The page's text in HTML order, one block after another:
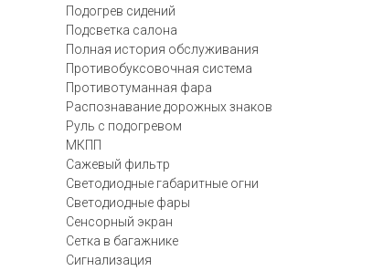
Подогрев сидений
Подсветка салона
Полная история обслуживания
Противобуксовочная система
Противотуманная фара
Распознавание дорожных знаков
Руль с подогревом
МКПП
Сажевый фильтр
Светодиодные габаритные огни
Светодиодные фары
Сенсорный экран
Сетка в багажнике
Сигнализация